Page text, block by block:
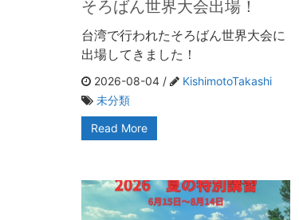
そろばん世界大会出場！
台湾で行われたそろばん世界大会に
出場してきました！
2026-08-04 /
KishimotoTakashi
未分類
Read More